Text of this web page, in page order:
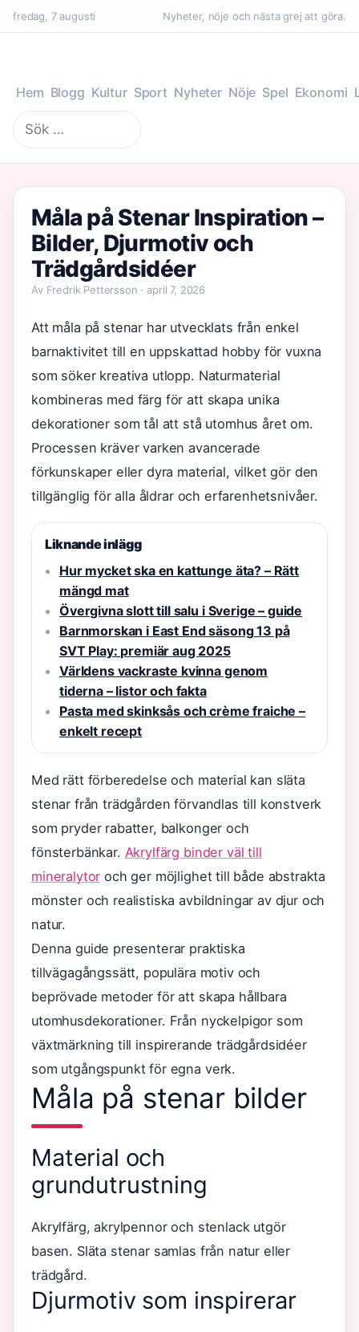
fredag, 7 augusti Nyheter, nöje och nästa grej att göra.
Hem Blogg Kultur Sport Nyheter Nöje Spel Ekonomi
Sök
efter:
Måla på Stenar Inspiration –
Bilder, Djurmotiv och
Trädgårdsidéer
Av Fredrik Pettersson · april 7, 2026
Att måla på stenar har utvecklats från enkel
barnaktivitet till en uppskattad hobby för vuxna
som söker kreativa utlopp. Naturmaterial
kombineras med färg för att skapa unika
dekorationer som tål att stå utomhus året om.
Processen kräver varken avancerade
förkunskaper eller dyra material, vilket gör den
tillgänglig för alla åldrar och erfarenhetsnivåer.
Liknande inlägg
Hur mycket ska en kattunge äta? – Rätt
mängd mat
Övergivna slott till salu i Sverige – guide
Barnmorskan i East End säsong 13 på
SVT Play: premiär aug 2025
Världens vackraste kvinna genom
tiderna – listor och fakta
Pasta med skinksås och crème fraiche –
enkelt recept
Med rätt förberedelse och material kan släta
stenar från trädgården förvandlas till konstverk
som pryder rabatter, balkonger och
fönsterbänkar. Akrylfärg binder väl till
mineralytor och ger möjlighet till både abstrakta
mönster och realistiska avbildningar av djur och
natur.
Denna guide presenterar praktiska
tillvägagångssätt, populära motiv och
beprövade metoder för att skapa hållbara
utomhusdekorationer. Från nyckelpigor som
växtmärkning till inspirerande trädgårdsidéer
som utgångspunkt för egna verk.
Måla på stenar bilder
Material och
grundutrustning
Akrylfärg, akrylpennor och stenlack utgör
basen. Släta stenar samlas från natur eller
trädgård.
Djurmotiv som inspirerar